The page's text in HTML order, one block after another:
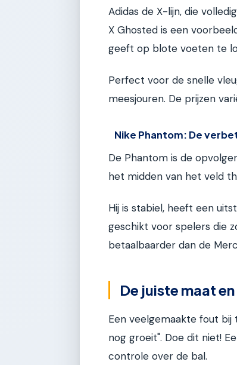
Adidas de X-lijn, die
X Ghosted is een
geeft op blote voeten te
Perfect voor de snelle
meesjouren. De prijzen
Nike Phantom: De
De Phantom is de
het midden van het veld
Hij is stabiel, heeft een
geschikt voor spelers die
betaalbaarder dan de
De juiste maat
Een veelgemaakte fout
nog groeit". Doe dit niet!
controle over de bal.